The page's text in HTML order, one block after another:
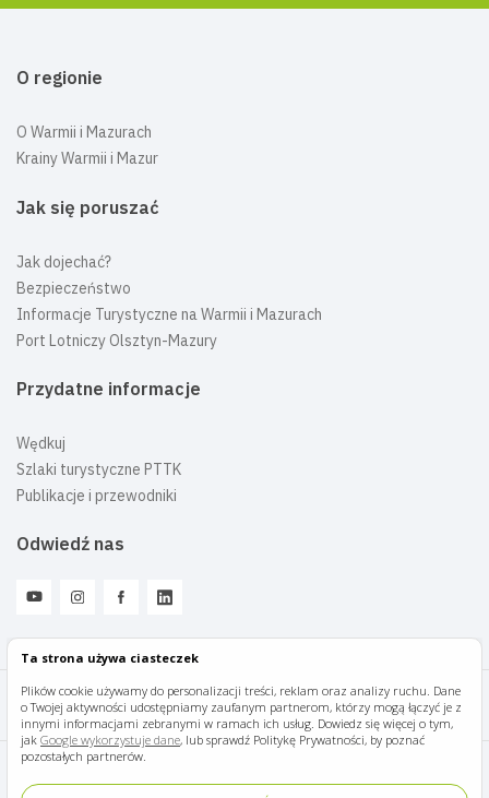
Ta strona używa ciasteczek
Plików cookie używamy do personalizacji treści, reklam oraz analizy ruchu. Dane
o Twojej aktywności udostępniamy zaufanym partnerom, którzy mogą łączyć je z
innymi informacjami zebranymi w ramach ich usług. Dowiedz się więcej o tym,
jak Google wykorzystuje dane, lub sprawdź Politykę Prywatności, by poznać
pozostałych partnerów.
O regionie
O Warmii i Mazurach
Krainy Warmii i Mazur
Jak się poruszać
Jak dojechać?
Bezpieczeństwo
Informacje Turystyczne na Warmii i Mazurach
Port Lotniczy Olsztyn-Mazury
Przydatne informacje
Wędkuj
Szlaki turystyczne PTTK
Publikacje i przewodniki
Odwiedź nas
Mazury Travel © 2026
Polityka prywatności